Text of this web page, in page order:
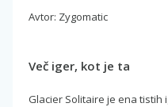
Avtor: Zygomatic
Več iger, kot je ta
Glacier Solitaire je ena tistih